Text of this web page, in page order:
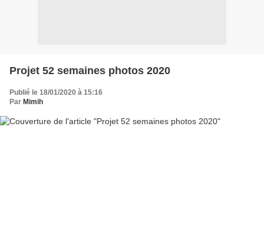
Projet 52 semaines photos 2020
Publié le 18/01/2020 à 15:16
Par Mimih